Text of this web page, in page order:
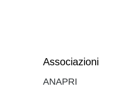
Associazioni
ANAPRI